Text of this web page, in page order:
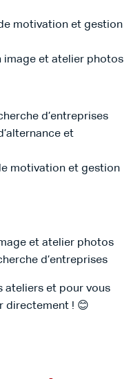
motivation et gestion
image et atelier photos
d’entreprises
et
motivation et gestion
et atelier photos
d’entreprises
ateliers et pour vous
directement ! 😊